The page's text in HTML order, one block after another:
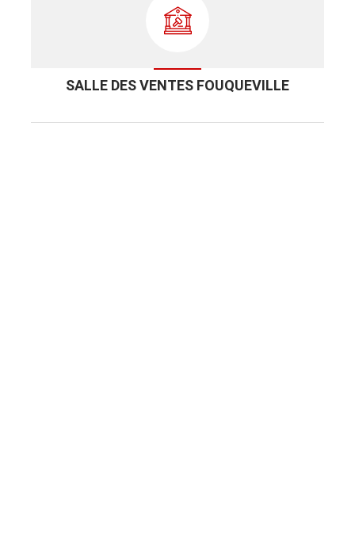
SALLE DES VENTES FOUQUEVILLE